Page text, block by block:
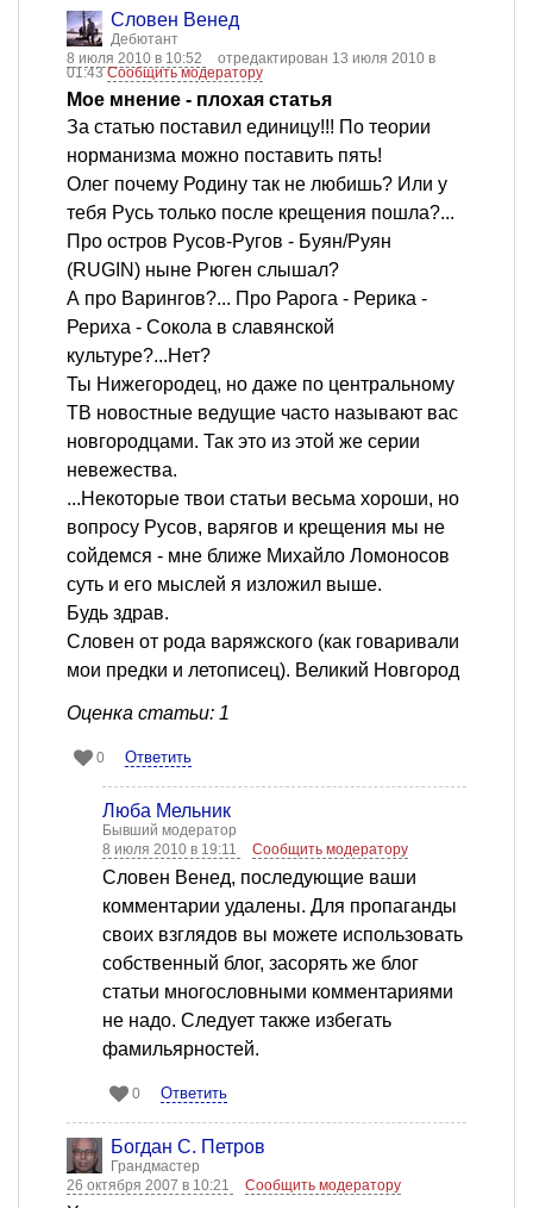
Словен Венед
Дебютант
8 июля 2010 в 10:52
отредактирован 13 июля 2010 в
01:43Сообщить модератору
Мое мнение - плохая статья
За статью поставил единицу!!! По теории
норманизма можно поставить пять!
Олег почему Родину так не любишь? Или у
тебя Русь только после крещения пошла?...
Про остров Русов-Ругов - Буян/Руян
(RUGIN) ныне Рюген слышал?
А про Варингов?... Про Рарога - Рерика -
Рериха - Сокола в славянской
культуре?...Нет?
Ты Нижегородец, но даже по центральному
ТВ новостные ведущие часто называют вас
новгородцами. Так это из этой же серии
невежества.
...Некоторые твои статьи весьма хороши, но
вопросу Русов, варягов и крещения мы не
сойдемся - мне ближе Михайло Ломоносов
суть и его мыслей я изложил выше.
Будь здрав.
Словен от рода варяжского (как говаривали
мои предки и летописец). Великий Новгород
Оценка статьи: 1
0 Ответить
Люба Мельник
Бывший модератор
8 июля 2010 в 19:11
Сообщить модератору
Словен Венед, последующие ваши
комментарии удалены. Для пропаганды
своих взглядов вы можете использовать
собственный блог, засорять же блог
статьи многословными комментариями
не надо. Следует также избегать
фамильярностей.
0 Ответить
Богдан С. Петров
Грандмастер
26 октября 2007 в 10:21
Сообщить модератору